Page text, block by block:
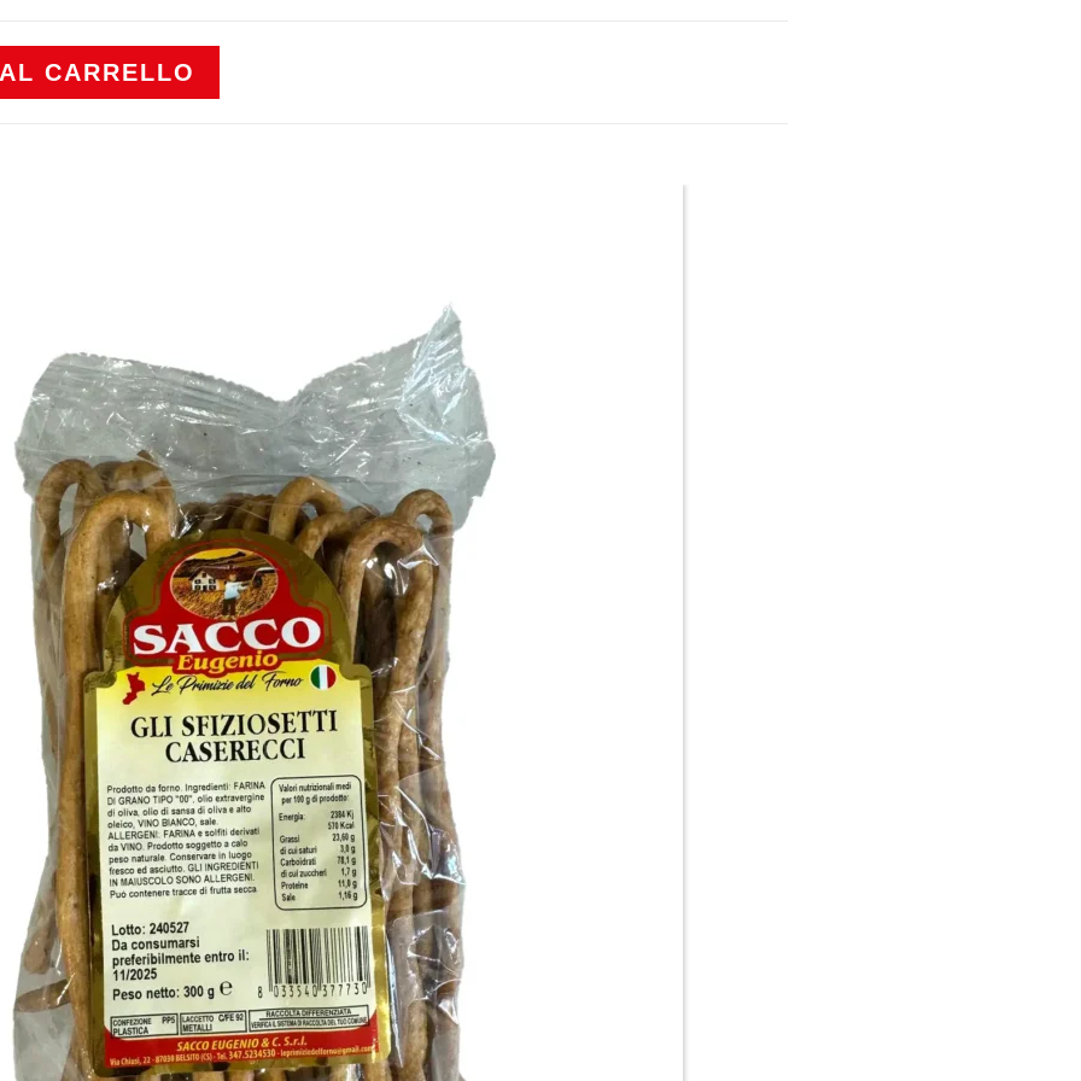
CARRELLO